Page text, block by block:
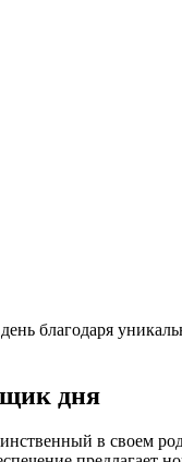
благодаря
дня
в своем